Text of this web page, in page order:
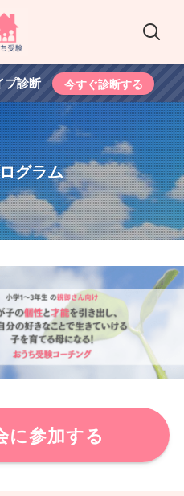
プ診断 今すぐ診断する
グラム
に参加する